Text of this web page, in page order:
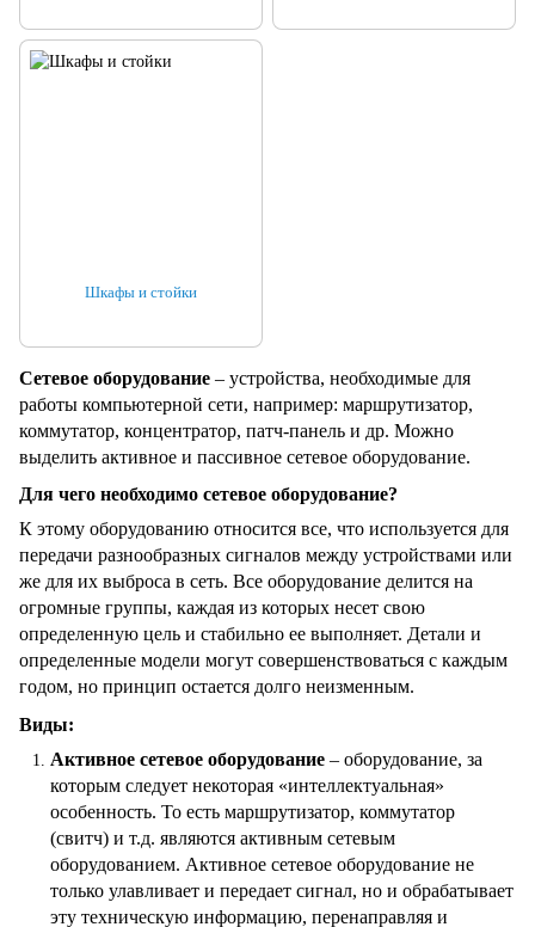
Сетевое оборудование – устройства, необходимые для
работы компьютерной сети, например: маршрутизатор,
коммутатор, концентратор, патч-панель и др. Можно
выделить активное и пассивное сетевое оборудование.
Для чего необходимо сетевое оборудование?
К этому оборудованию относится все, что используется для
передачи разнообразных сигналов между устройствами или
же для их выброса в сеть. Все оборудование делится на
огромные группы, каждая из которых несет свою
определенную цель и стабильно ее выполняет. Детали и
определенные модели могут совершенствоваться с каждым
годом, но принцип остается долго неизменным.
Виды:
Активное сетевое оборудование – оборудование, за
которым следует некоторая «интеллектуальная»
особенность. То есть маршрутизатор, коммутатор
(свитч) и т.д. являются активным сетевым
оборудованием. Активное сетевое оборудование не
только улавливает и передает сигнал, но и обрабатывает
эту техническую информацию, перенаправляя и
Шкафы и стойки